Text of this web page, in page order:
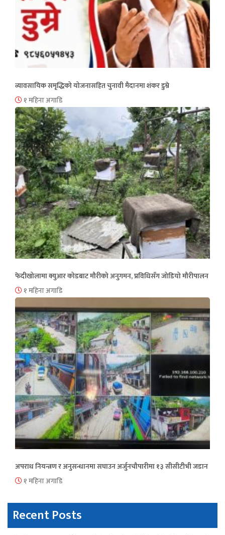
व्यावसायिक समृद्धिको योजनासहित चुनावी मैदानमा शंकर डुम्रे
१ महिना अगाडि
फेदीखोलामा क्युआर कोडबाट मौरीको अनुगमन, प्रविधिसँग जोडियो मौरीपालन
१ महिना अगाडि
अपराध नियन्त्रण र अनुसन्धानमा सघाउन अर्जुनचौपारीमा १३ सीसीटीभी जडान
१ महिना अगाडि
Recent Posts